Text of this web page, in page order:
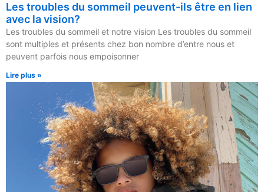
Les troubles du sommeil peuvent-ils être en lien
avec la vision?
Les troubles du sommeil et notre vision Les troubles du sommeil
sont multiples et présents chez bon nombre d’entre nous et
peuvent parfois nous empoisonner
Lire plus »